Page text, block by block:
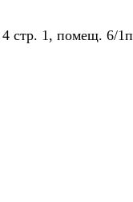
4 стр. 1, помещ. 6/1п